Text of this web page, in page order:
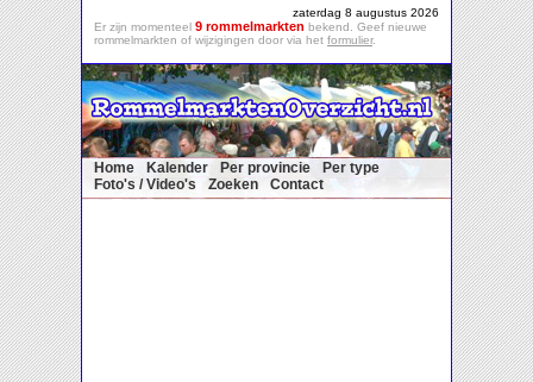
zaterdag 8 augustus 2026
Er zijn momenteel 9 rommelmarkten bekend. Geef nieuwe
rommelmarkten of wijzigingen door via het formulier.
Home Kalender Per provincie
Per type
Foto's / Video's
Zoeken Contact